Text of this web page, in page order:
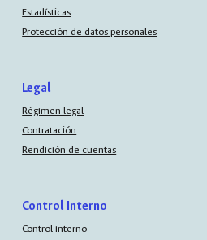
Estadísticas
Protección de datos personales
Legal
Régimen legal
Contratación
Rendición de cuentas
Control Interno
Control interno